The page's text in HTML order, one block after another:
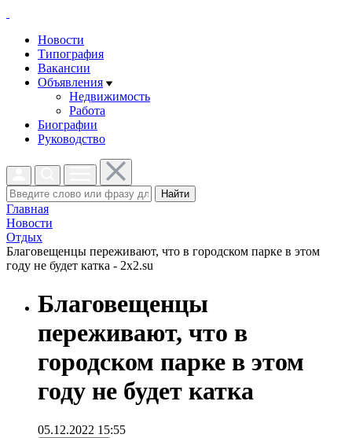
Новости
Типография
Вакансии
Объявления
Недвижимость
Работа
Биографии
Руководство
Найти
Главная
Новости
Отдых
Благовещенцы переживают, что в городском парке в этом
году не будет катка - 2x2.su
Благовещенцы
переживают, что в
городском парке в этом
году не будет катка
05.12.2022 15:55